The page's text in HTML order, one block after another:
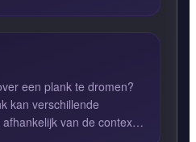
een plank te dromen?
kan verschillende
van de context